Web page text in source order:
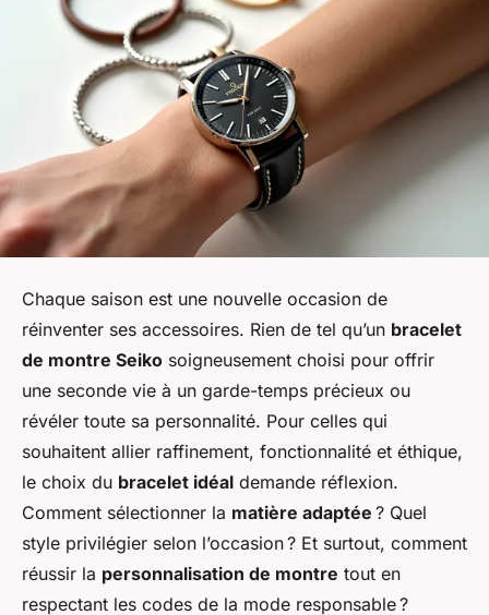
Chaque saison est une nouvelle occasion de
réinventer ses accessoires. Rien de tel qu’un bracelet
de montre Seiko soigneusement choisi pour offrir
une seconde vie à un garde-temps précieux ou
révéler toute sa personnalité. Pour celles qui
souhaitent allier raffinement, fonctionnalité et éthique,
le choix du bracelet idéal demande réflexion.
Comment sélectionner la matière adaptée ? Quel
style privilégier selon l’occasion ? Et surtout, comment
réussir la personnalisation de montre tout en
respectant les codes de la mode responsable ?